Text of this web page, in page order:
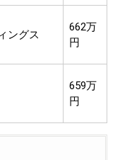
ングス
662万
円
659万
円